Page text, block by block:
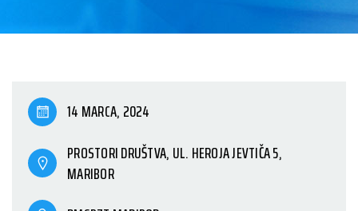
14 MARCA, 2024
PROSTORI DRUŠTVA, UL. HEROJA JEVTIČA 5,
MARIBOR